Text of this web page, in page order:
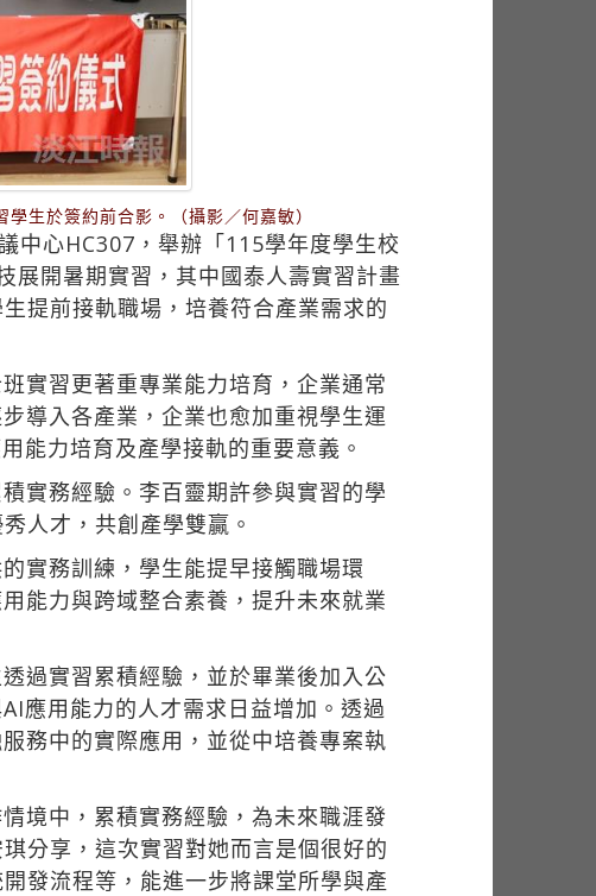
生於簽約前合影。（攝影／何嘉敏）
中心HC307，舉辦「115學年度學生校
展開暑期實習，其中國泰人壽實習計畫
提前接軌職場，培養符合產業需求的
實習更著重專業能力培育，企業通常
導入各產業，企業也愈加重視學生運
能力培育及產學接軌的重要意義。
實務經驗。李百靈期許參與實習的學
人才，共創產學雙贏。
實務訓練，學生能提早接觸職場環
能力與跨域整合素養，提升未來就業
過實習累積經驗，並於畢業後加入公
應用能力的人才需求日益增加。透過
務中的實際應用，並從中培養專案執
境中，累積實務經驗，為未來職涯發
分享，這次實習對她而言是個很好的
發流程等，能進一步將課堂所學與產